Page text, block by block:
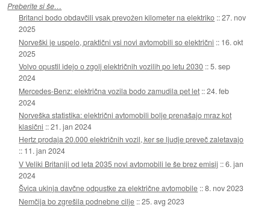
Preberite si še…
Britanci bodo obdavčili vsak prevožen kilometer na elektriko ::27. nov
2025
Norveški je uspelo, praktični vsi novi avtomobili so električni :: 16. okt
2025
Volvo opustil idejo o zgolj električnih vozilih po letu 2030 ::5. sep
2024
Mercedes-Benz: električna vozila bodo zamudila pet let ::24. feb
2024
Norveška statistika: električni avtomobili bolje prenašajo mraz kot
klasični ::21. jan 2024
Hertz prodaja 20.000 električnih vozil, ker se ljudje preveč zaletavajo
:: 11. jan 2024
V Veliki Britaniji od leta 2035 novi avtomobili le še brez emisij ::6. jan
2024
Švica ukinja davčne odpustke za električne avtomobile ::8. nov 2023
Nemčija bo zgrešila podnebne cilje ::25. avg 2023